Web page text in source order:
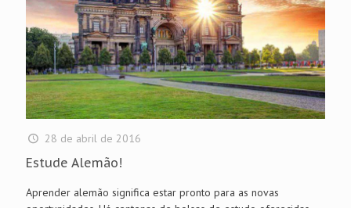
28 de abril de 2016
Estude Alemão!
Aprender alemão significa estar pronto para as novas